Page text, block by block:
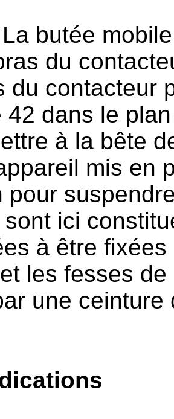
La butée
du
du contacteur
42 dans le
à la bête
mis en
pour
ici
à être
les fesses
une